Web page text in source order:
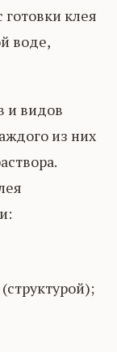
клея
воде,
и видов
из них